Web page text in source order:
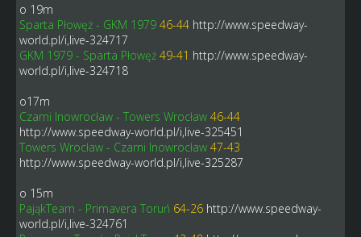
o 19m
Sparta Płowęż - GKM 1979 46-44 http://www.speedway-
world.pl/i,live-324717
GKM 1979 - Sparta Płowęż 49-41 http://www.speedway-
world.pl/i,live-324718
o17m
Czarni Inowrocław - Towers Wrocław 46-44
http://www.speedway-world.pl/i,live-325451
Towers Wrocław - Czarni Inowrocław 47-43
http://www.speedway-world.pl/i,live-325287
o 15m
PająkTeam - Primavera Toruń 64-26 http://www.speedway-
world.pl/i,live-324761